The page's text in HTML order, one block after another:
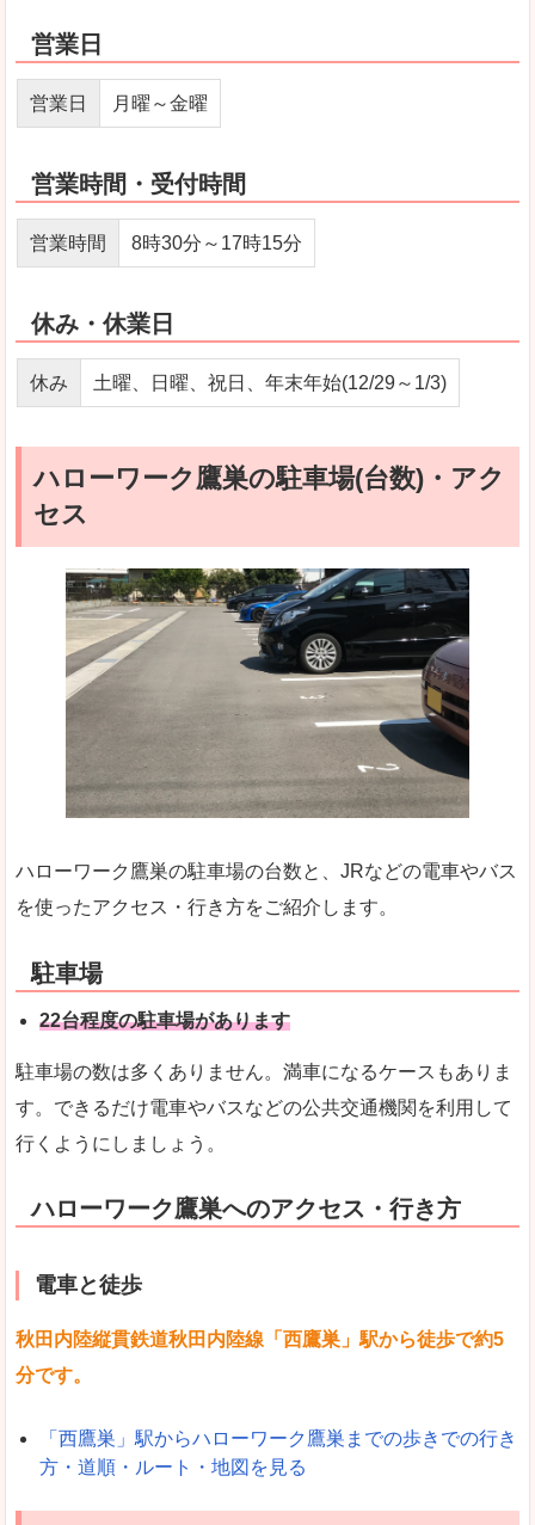
営業日
営業日 月曜～金曜
営業時間・受付時間
営業時間 8時30分～17時15分
休み・休業日
休み 土曜、日曜、祝日、年末年始(12/29～1/3)
ハローワーク鷹巣の駐車場(台数)・アク
セス
ハローワーク鷹巣の駐車場の台数と、JRなどの電車やバス
を使ったアクセス・行き方をご紹介します。
駐車場
22台程度の駐車場があります
駐車場の数は多くありません。満車になるケースもありま
す。できるだけ電車やバスなどの公共交通機関を利用して
行くようにしましょう。
ハローワーク鷹巣へのアクセス・行き方
電車と徒歩
秋田内陸縦貫鉄道秋田内陸線「西鷹巣」駅から徒歩で約5
分です。
「西鷹巣」駅からハローワーク鷹巣までの歩きでの行き
方・道順・ルート・地図を見る